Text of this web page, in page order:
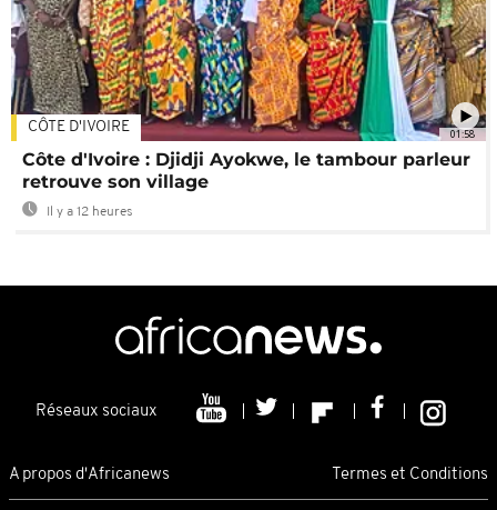
01:58
CÔTE D'IVOIRE
Côte d'Ivoire : Djidji Ayokwe, le tambour parleur
retrouve son village
Il y a 12 heures
Réseaux sociaux
A propos d'Africanews Termes et Conditions